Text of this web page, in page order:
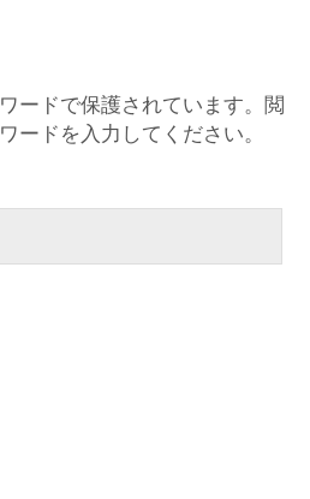
ードで保護されています。閲
ードを入力してください。